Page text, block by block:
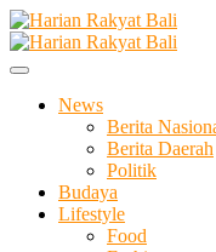
Skip
to
content
Harian Rakyat
Membangun Semangat
News
Berita
Berita Daerah
Politik
Budaya
Lifestyle
Food